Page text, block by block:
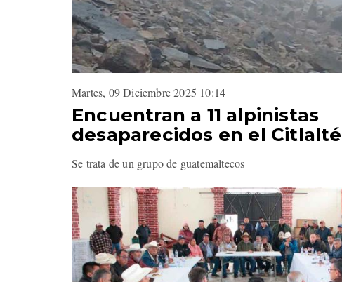
Martes, 09 Diciembre 2025 10:14
Encuentran a 11 alpinistas
desaparecidos en el
Se trata de un grupo de guatemaltecos